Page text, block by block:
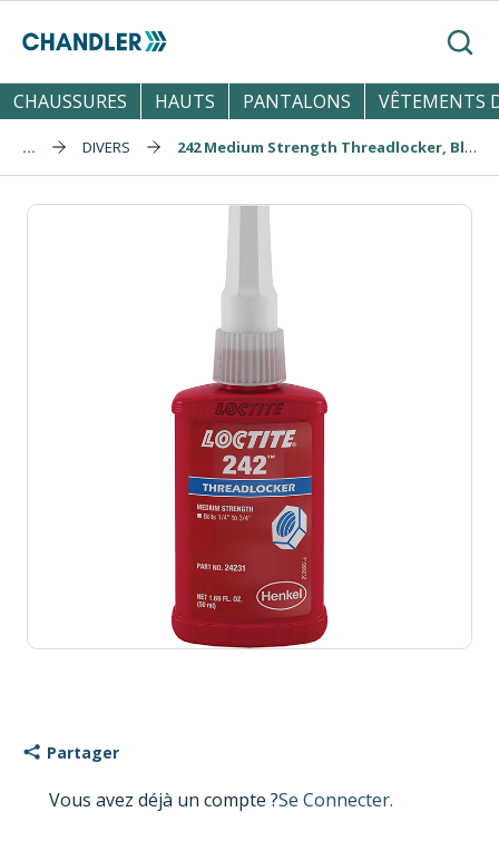
Skip to main content
CHAUSSURES
HAUTS PANTALONS VÊTEMENTS
... DIVERS 242 Medium Strength Threadlocker, Blue, 50 ml
Partager
Vous avez déjà un compte ?Se Connecter.